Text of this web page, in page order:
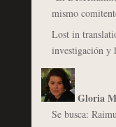
mismo
Lost in
investigación y
Gloria
Se busca: